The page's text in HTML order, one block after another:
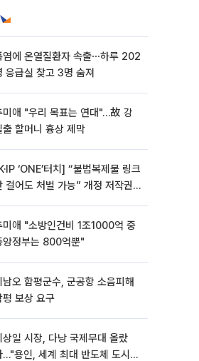
염에 온열질환자 속출⋯하루 202
응급실 찾고 3명 숨져
미애 "우리 목표는 연대"…故 강
출 할머니 흉상 제막
‘ONE’터치] “불법복제물 링크
걸어도 처벌 가능” 개정 저작권
미애 "소방인건비 1조1000억 중
앙정부는 800억뿐"
남오 함평군수, 군공항 소음피해
평 보상 요구
상일 시장, 다낭 국제무대 올랐
…"용인, 세계 최대 반도체 도시